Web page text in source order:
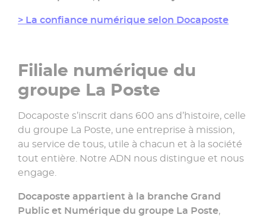
> La confiance numérique selon Docaposte
Filiale numérique du
groupe La Poste
Docaposte s’inscrit dans 600 ans d’histoire, celle
du groupe La Poste, une entreprise à mission,
au service de tous, utile à chacun et à la société
tout entière. Notre ADN nous distingue et nous
engage.
Docaposte appartient à la branche Grand
Public et Numérique du groupe La Poste,